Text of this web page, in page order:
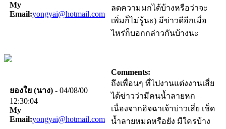
My
Email:yongyai@hotmail.com
ลดความมกได้บ้างหรือว่าจะ
เพิ่มก็ไม่รู้นะ) มีข่าวดีอีกเมื่อ
ไหร่ก็บอกกล่าวกันบ้างนะ
ยองใย (นาง) - 04/08/00
12:30:04
My
Email:yongyai@hotmail.com
Comments:
ถึงเพื่อนๆ ที่ไปงานแต่งงานเสี่ย
ได้ข่าวว่ามีคนน้ำลายหก
เนื่องจากอิจฉาเจ้าบ่าวเสี่ย เช็ด
น้ำลายหมดหรือยัง มีใครบ้าง